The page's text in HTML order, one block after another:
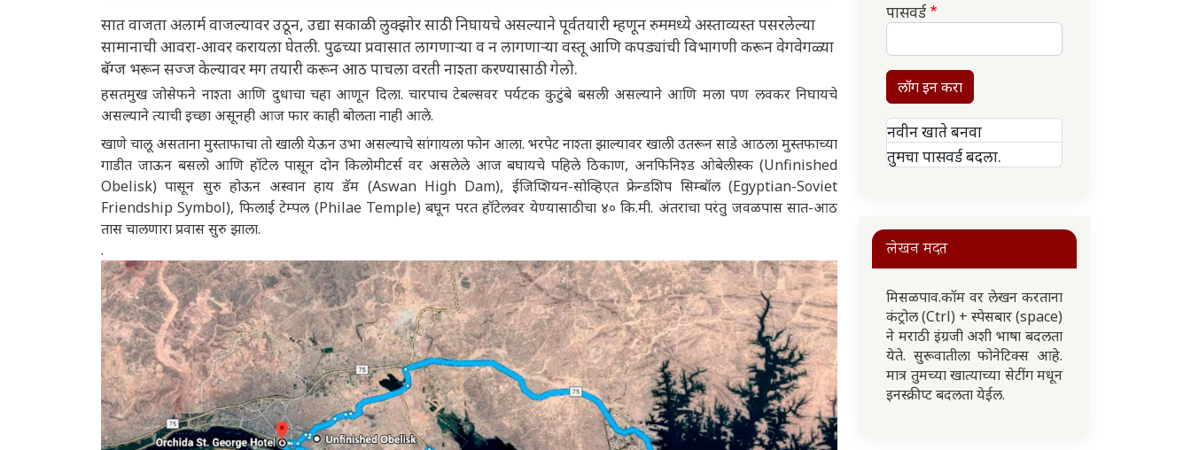
सात वाजता अलार्म वाजल्यावर उठून, उद्या सकाळी लुक्झोर साठी निघायचे असल्याने पूर्वतयारी म्हणून रुममध्ये अस्ताव्यस्त पसरलेल्या
सामानाची आवरा-आवर करायला घेतली. पुढच्या प्रवासात लागणाऱ्या व न लागणाऱ्या वस्तू आणि कपड्यांची विभागणी करून वेगवेगळ्या
बॅग्ज भरून सज्ज केल्यावर मग तयारी करून आठ पाचला वरती नाश्ता करण्यासाठी गेलो.
हसतमुख जोसेफने नाश्ता आणि दुधाचा चहा आणून दिला. चारपाच टेबल्सवर पर्यटक कुटुंबे बसली असल्याने आणि मला पण लवकर निघायचे
असल्याने त्याची इच्छा असूनही आज फार काही बोलता नाही आले.
खाणे चालू असताना मुस्ताफाचा तो खाली येऊन उभा असल्याचे सांगायला फोन आला. भरपेट नाश्ता झाल्यावर खाली उतरून साडे आठला मुस्तफाच्या
गाडीत जाऊन बसलो आणि हॉटेल पासून दोन किलोमीटर्स वर असलेले आज बघायचे पहिले ठिकाण, अनफिनिश्ड ओबेलीस्क (Unfinished
Obelisk) पासून सुरु होऊन अस्वान हाय डॅम (Aswan High Dam), ईजिप्शियन-सोव्हिएत फ्रेन्डशिप सिम्बॉल (Egyptian-Soviet
Friendship Symbol), फिलाई टेम्पल (Philae Temple) बघून परत हॉटेलवर येण्यासाठीचा ४० कि.मी. अंतराचा परंतु जवळपास सात-आठ
तास चालणारा प्रवास सुरु झाला.
.
पासवर्ड
लॉग इन करा
नवीन खाते बनवा
तुमचा पासवर्ड बदला.
लेखन मदत
मिसळपाव.कॉम वर लेखन करताना
कंट्रोल (Ctrl) + स्पेसबार (space)
ने मराठी इंग्रजी अशी भाषा बदलता
येते. सुरूवातीला फोनेटिक्स आहे.
मात्र तुमच्या खात्याच्या सेटींग मधून
इनस्क्रीप्ट बदलता येईल.